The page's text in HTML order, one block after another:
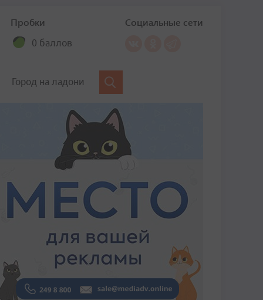
Пробки
0 баллов
Социальные сети
Город на ладони